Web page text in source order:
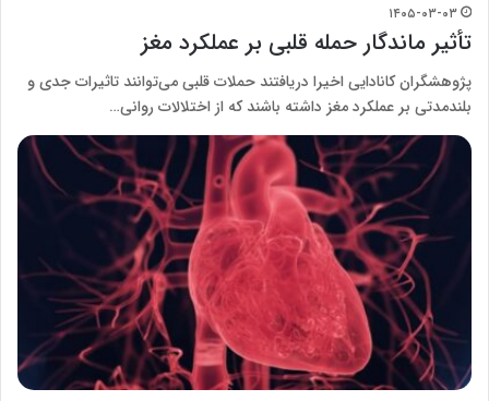
۱۴۰۵-۰۳-۰۳
تأثیر ماندگار حمله قلبی بر عملکرد مغز
پژوهشگران کانادایی اخیرا دریافتند حملات قلبی می‌توانند تاثیرات جدی و
بلندمدتی بر عملکرد مغز داشته باشند که از اختلالات روانی…